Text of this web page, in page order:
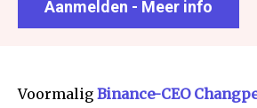
Aanmelden - Meer info
Voormalig Binance-CEO